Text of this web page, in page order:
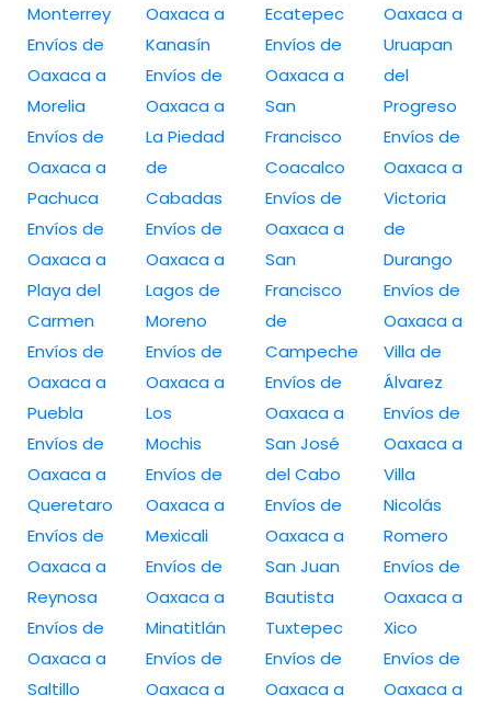
Monterrey
Envíos de
Oaxaca a
Morelia
Envíos de
Oaxaca a
Pachuca
Envíos de
Oaxaca a
Playa del
Carmen
Envíos de
Oaxaca a
Puebla
Envíos de
Oaxaca a
Queretaro
Envíos de
Oaxaca a
Reynosa
Envíos de
Oaxaca a
Saltillo
Oaxaca a
Kanasín
Envíos de
Oaxaca a
La Piedad
de
Cabadas
Envíos de
Oaxaca a
Lagos de
Moreno
Envíos de
Oaxaca a
Los
Mochis
Envíos de
Oaxaca a
Mexicali
Envíos de
Oaxaca a
Minatitlán
Envíos de
Oaxaca a
Ecatepec
Envíos de
Oaxaca a
San
Francisco
Coacalco
Envíos de
Oaxaca a
San
Francisco
de
Campeche
Envíos de
Oaxaca a
San José
del Cabo
Envíos de
Oaxaca a
San Juan
Bautista
Tuxtepec
Envíos de
Oaxaca a
Oaxaca a
Uruapan
del
Progreso
Envíos de
Oaxaca a
Victoria
de
Durango
Envíos de
Oaxaca a
Villa de
Álvarez
Envíos de
Oaxaca a
Villa
Nicolás
Romero
Envíos de
Oaxaca a
Xico
Envíos de
Oaxaca a